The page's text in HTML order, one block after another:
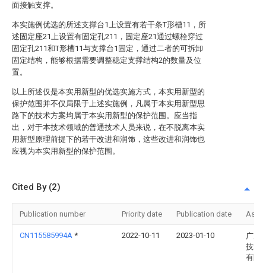
面接触支撑。
本实施例优选的所述支撑台1上设置有若干条T形槽11，所
述固定座21上设置有固定孔211，固定座21通过螺栓穿过
固定孔211和T形槽11与支撑台1固定，通过二者的可拆卸
固定结构，能够根据需要调整稳定支撑结构2的数量及位
置。
以上所述仅是本实用新型的优选实施方式，本实用新型的
保护范围并不仅局限于上述实施例，凡属于本实用新型思
路下的技术方案均属于本实用新型的保护范围。应当指
出，对于本技术领域的普通技术人员来说，在不脱离本实
用新型原理前提下的若干改进和润饰，这些改进和润饰也
应视为本实用新型的保护范围。
Cited By (2)
Publication number Priority date Publication date
CN115585994A * 2022-10-11 2023-01-10
广东
技术
有限